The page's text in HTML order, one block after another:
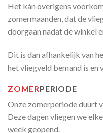
Het kàn overigens
zomermaanden, dat de
doorgaan nadat de winkel
Dit is dan afhankelijk van
het vliegveld bemand is en
ZOMERPERIODE
Onze zomerperiode duurt
Deze dagen vliegen we
week geopend.